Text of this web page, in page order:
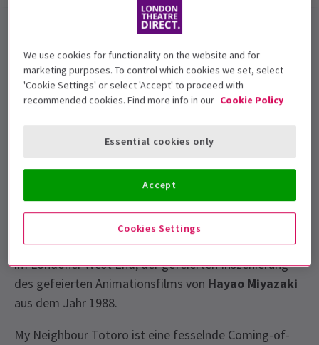
My Neighbour Totoro London-
Tickets
Die Familie Kusakabe ist mit dem Umzug vertraut!
Nach einem rekordverdächtigen Auftritt im Barbican
Gillian Lynne Theatre. Buchen Sie Ihre My
Neighbour Totoro Tickets jetzt.
Worum geht es My Neighbour Totoro ?
Entdecke deinen Geist mit der epischen Rückkehr der
Royal Shakespeare Company's My Neighbour Totoro
im Londoner West End, der gefeierten Inszenierung
des gefeierten Animationsfilms von Hayao Miyazaki
aus dem Jahr 1988.
My Neighbour Totoro ist eine fesselnde Coming-of-
We use cookies for functionality on the website and for
marketing purposes. To control which cookies we set, select
'Cookie Settings' or select 'Accept' to proceed with
recommended cookies. Find more info in our Cookie Policy
Cookies Settings
Essential cookies only
Accept